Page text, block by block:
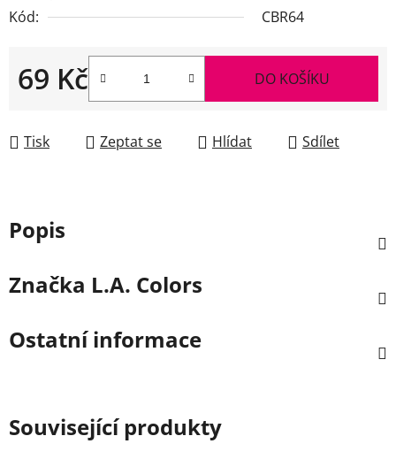
Kód:
CBR64
69 Kč
Měrná cena:
DO KOŠÍKU
Tisk Zeptat se Hlídat Sdílet
Popis
Značka L.A. Colors
Ostatní informace
Související produkty